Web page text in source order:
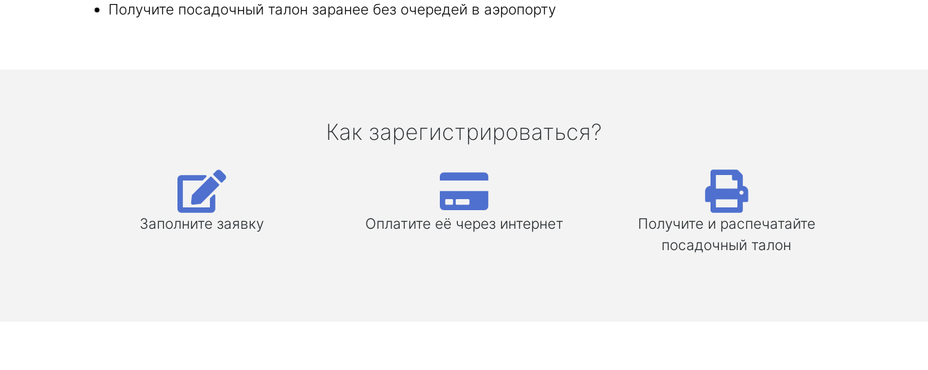
Получите посадочный талон заранее без очередей в аэропорту
Как зарегистрироваться?
Заполните заявку Оплатите её через интернет
Получите и распечатайте
посадочный талон